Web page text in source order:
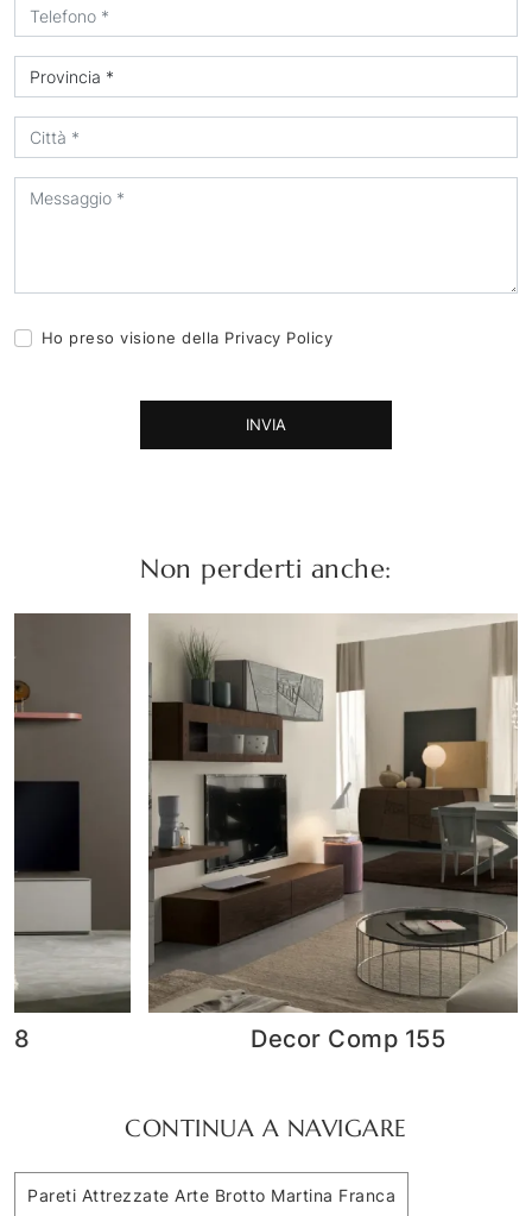
Ho preso visione della Privacy Policy
INVIA
Non perderti anche:
Decor Comp 155
CONTINUA A NAVIGARE
Pareti Attrezzate Arte Brotto Martina Franca